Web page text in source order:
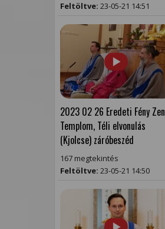
Feltöltve: 23-05-21 14:51
2023 02 26 Eredeti Fény Zen
Templom, Téli elvonulás
(Kjolcse) záróbeszéd
167 megtekintés
Feltöltve: 23-05-21 14:50